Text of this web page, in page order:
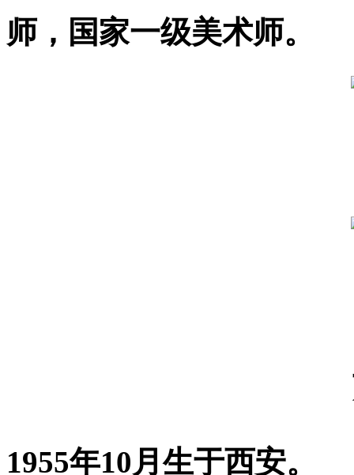
师，国家一级美术师。
1955年10月生于西安。